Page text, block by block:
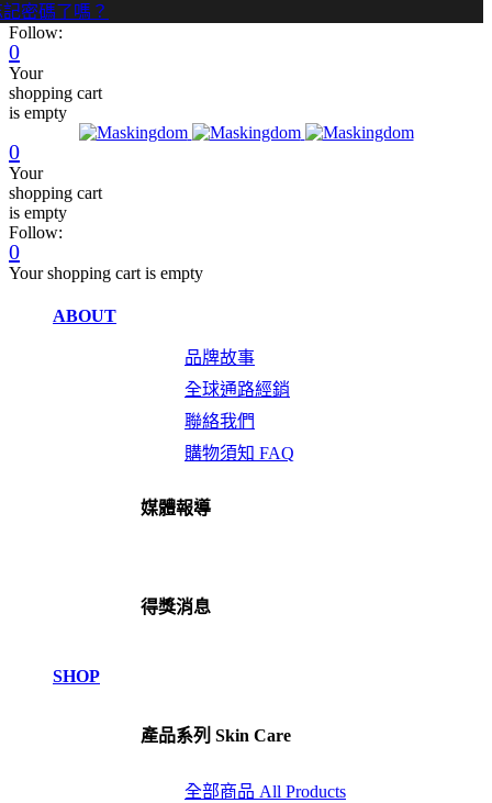
密碼了嗎？
Follow:
0
Your
shopping cart
is empty
0
Your
shopping cart
is empty
Follow:
0
Your shopping cart is empty
ABOUT
品牌故事
全球通路經銷
聯絡我們
購物須知 FAQ
媒體報導
得獎消息
SHOP
產品系列 Skin Care
全部商品 All Products